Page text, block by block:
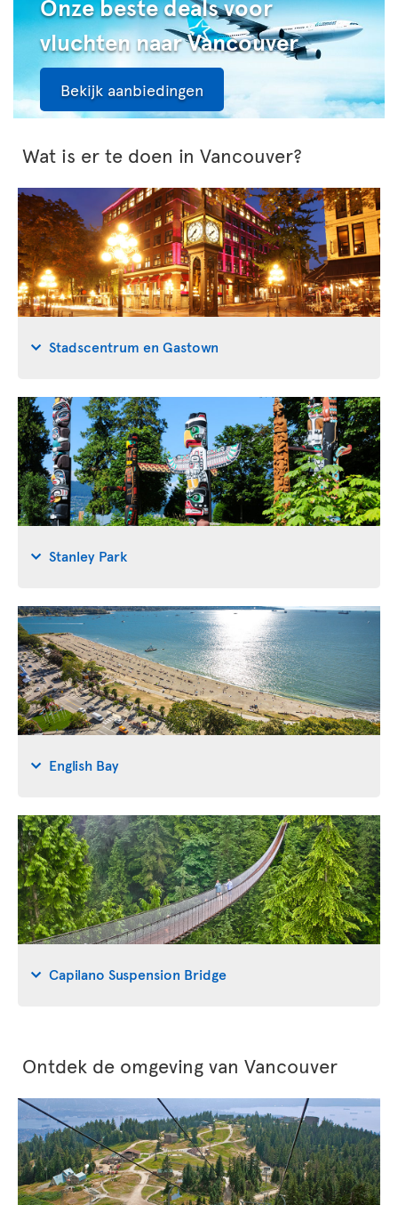
vluchten naar Vancouver
Bekijk aanbiedingen
Wat is er te doen in Vancouver?
Stadscentrum en Gastown
Stanley Park
English Bay
Capilano Suspension Bridge
Ontdek de omgeving van Vancouver